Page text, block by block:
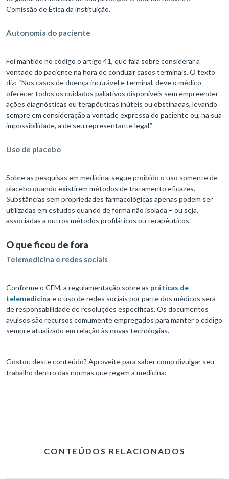
Comissão de Ética da instituição.
Autonomia do paciente
Foi mantido no código o artigo 41, que fala sobre considerar a
vontade do paciente na hora de conduzir casos terminais. O texto
diz: “Nos casos de doença incurável e terminal, deve o médico
oferecer todos os cuidados paliativos disponíveis sem empreender
ações diagnósticas ou terapêuticas inúteis ou obstinadas, levando
sempre em consideração a vontade expressa do paciente ou, na sua
impossibilidade, a de seu representante legal.”
Uso de placebo
Sobre as pesquisas em medicina, segue proibido o uso somente de
placebo quando existirem métodos de tratamento eficazes.
Substâncias sem propriedades farmacológicas apenas podem ser
utilizadas em estudos quando de forma não isolada – ou seja,
associadas a outros métodos profiláticos ou terapêuticos.
O que ficou de fora
Telemedicina e redes sociais
Conforme o CFM, a regulamentação sobre as práticas de
telemedicina e o uso de redes sociais por parte dos médicos será
de responsabilidade de resoluções específicas. Os documentos
avulsos são recursos comumente empregados para manter o código
sempre atualizado em relação às novas tecnologias.
Gostou deste conteúdo? Aproveite para saber como divulgar seu
trabalho dentro das normas que regem a medicina:
CONTEÚDOS RELACIONADOS